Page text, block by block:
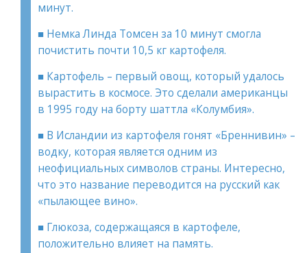
минут.
■ Немка Линда Томсен за 10 минут смогла
почистить почти 10,5 кг картофеля.
■ Картофель – первый овощ, который удалось
вырастить в космосе. Это сделали американцы
в 1995 году на борту шаттла «Колумбия».
■ В Исландии из картофеля гонят «Бреннивин» –
водку, которая является одним из
неофициальных символов страны. Интересно,
что это название переводится на русский как
«пылающее вино».
■ Глюкоза, содержащаяся в картофеле,
положительно влияет на память.